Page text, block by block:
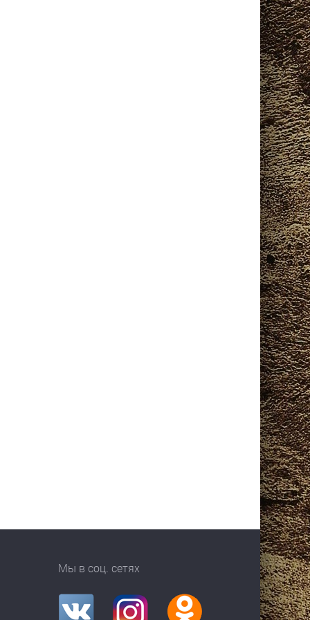
Мы в соц. сетях